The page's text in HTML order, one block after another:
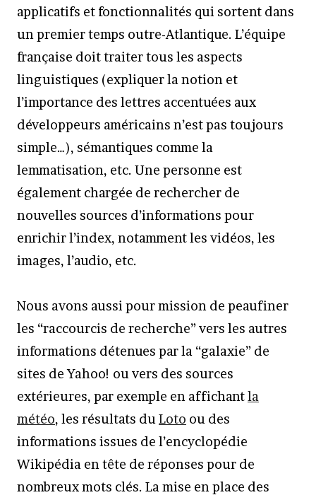
applicatifs et fonctionnalités qui sortent dans
un premier temps outre-Atlantique. L’équipe
française doit traiter tous les aspects
linguistiques (expliquer la notion et
l’importance des lettres accentuées aux
développeurs américains n’est pas toujours
simple…), sémantiques comme la
lemmatisation, etc. Une personne est
également chargée de rechercher de
nouvelles sources d’informations pour
enrichir l’index, notamment les vidéos, les
images, l’audio, etc.
Nous avons aussi pour mission de peaufiner
les “raccourcis de recherche” vers les autres
informations détenues par la “galaxie” de
sites de Yahoo! ou vers des sources
extérieures, par exemple en affichantla
météo, les résultats du Loto ou des
informations issues de l’encyclopédie
Wikipédia en tête de réponses pour de
nombreux mots clés. La mise en place des